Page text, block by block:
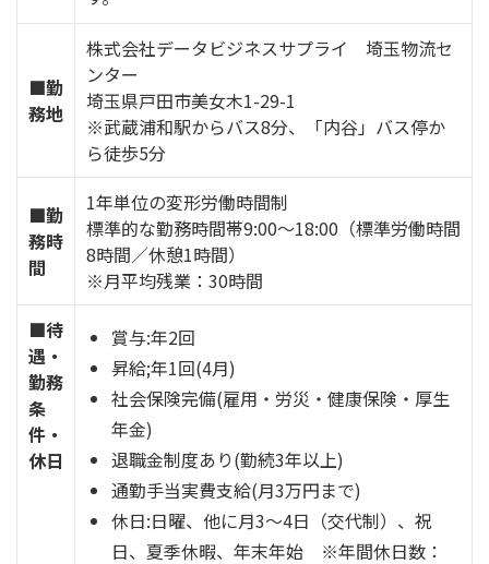
■勤
務地
株式会社データビジネスサプライ 埼玉物流セ
ンター
埼玉県戸田市美女木1-29-1
※武蔵浦和駅からバス8分、「内谷」バス停か
ら徒歩5分
■勤
務時
間
1年単位の変形労働時間制
標準的な勤務時間帯9:00～18:00（標準労働時間
8時間／休憩1時間）
※月平均残業：30時間
■待
遇・
勤務
条
件・
休日
賞与:年2回
昇給;年1回(4月)
社会保険完備(雇用・労災・健康保険・厚生
年金)
退職金制度あり(勤続3年以上)
通勤手当実費支給(月3万円まで)
休日:日曜、他に月3～4日（交代制）、祝
日、夏季休暇、年末年始 ※年間休日数：